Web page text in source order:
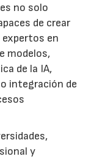
no solo
de crear
expertos en
modelos,
de la IA,
integración de
y